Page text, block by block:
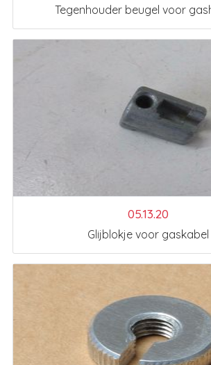
Tegenhouder beugel voor
05.13.20
Glijblokje voor gaskabel